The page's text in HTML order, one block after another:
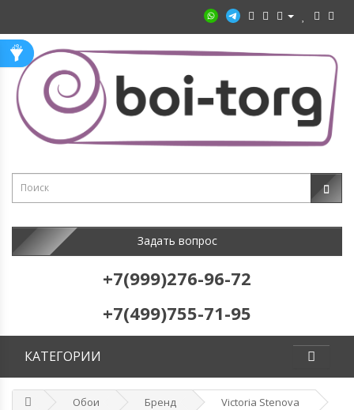
Задать вопрос
+7(999)276-96-72
+7(499)755-71-95
КАТЕГОРИИ
Обои Бренд Victoria Stenova